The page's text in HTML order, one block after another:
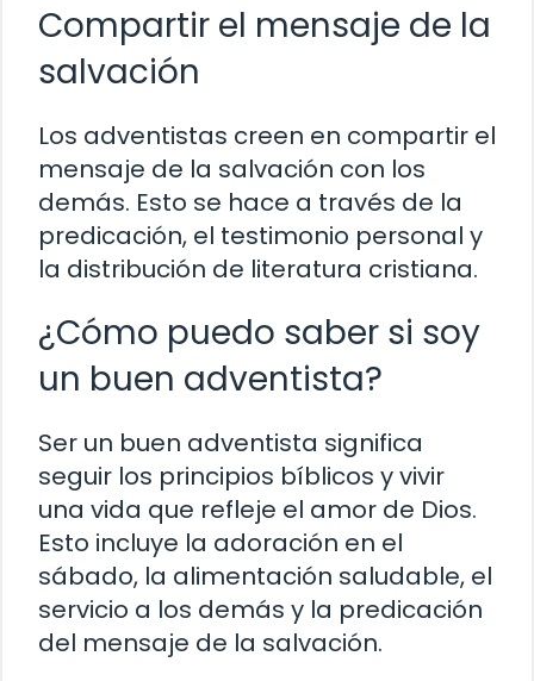
Compartir el mensaje de la
salvación
Los adventistas creen en compartir el
mensaje de la salvación con los
demás. Esto se hace a través de la
predicación, el testimonio personal y
la distribución de literatura cristiana.
¿Cómo puedo saber si soy
un buen adventista?
Ser un buen adventista significa
seguir los principios bíblicos y vivir
una vida que refleje el amor de Dios.
Esto incluye la adoración en el
sábado, la alimentación saludable, el
servicio a los demás y la predicación
del mensaje de la salvación.